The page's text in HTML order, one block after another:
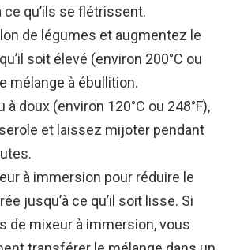
ce qu’ils se flétrissent.
de légumes et augmentez le
soit élevé (environ 200°C ou
mélange à ébullition.
à doux (environ 120°C ou 248°F),
et laissez mijoter pendant
à immersion pour réduire le
jusqu’à ce qu’il soit lisse. Si
de mixeur à immersion, vous